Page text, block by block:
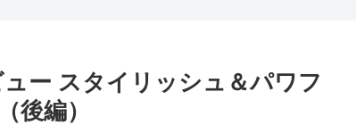
ー スタイリッシュ＆パワフ
後編）